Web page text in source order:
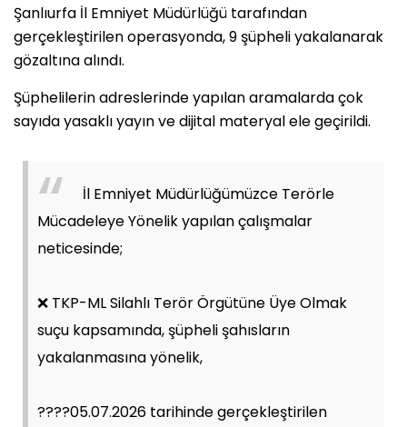
Şanlıurfa İl Emniyet Müdürlüğü tarafından
gerçekleştirilen operasyonda, 9 şüpheli yakalanarak
gözaltına alındı.
Şüphelilerin adreslerinde yapılan aramalarda çok
sayıda yasaklı yayın ve dijital materyal ele geçirildi.
İl Emniyet Müdürlüğümüzce Terörle
Mücadeleye Yönelik yapılan çalışmalar
neticesinde;
❌ TKP-ML Silahlı Terör Örgütüne Üye Olmak
suçu kapsamında, şüpheli şahısların
yakalanmasına yönelik,
????05.07.2026 tarihinde gerçekleştirilen